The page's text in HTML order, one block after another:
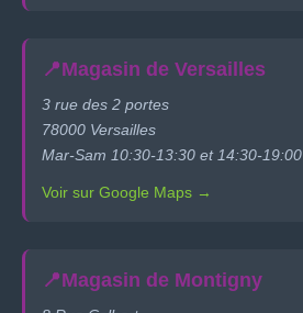
📍Magasin de Versailles
3 rue des 2 portes
78000 Versailles
Mar-Sam 10:30-13:30 et 14:30-19:00
Voir sur Google Maps →
📍Magasin de Montigny